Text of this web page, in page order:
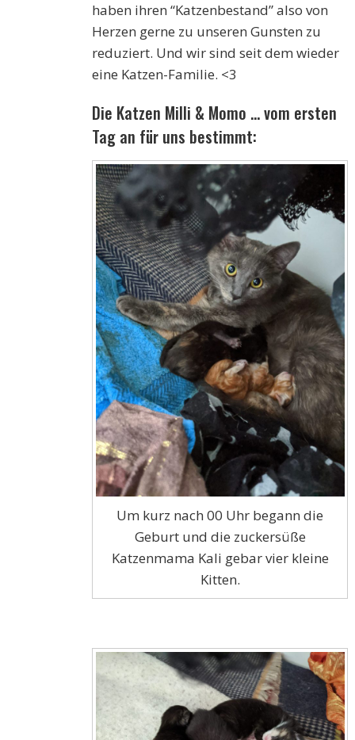
haben ihren “Katzenbestand” also von
Herzen gerne zu unseren Gunsten zu
reduziert. Und wir sind seit dem wieder
eine Katzen-Familie. <3
Die Katzen Milli & Momo … vom ersten
Tag an für uns bestimmt:
Um kurz nach 00 Uhr begann die
Geburt und die zuckersüße
Katzenmama Kali gebar vier kleine
Kitten.